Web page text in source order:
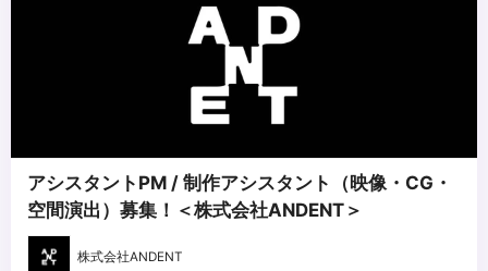
・周りのメンバーと協調・協業ができる方
アシスタントPM / 制作アシスタント（映像・CG・
空間演出）募集！＜株式会社ANDENT＞
株式会社ANDENT